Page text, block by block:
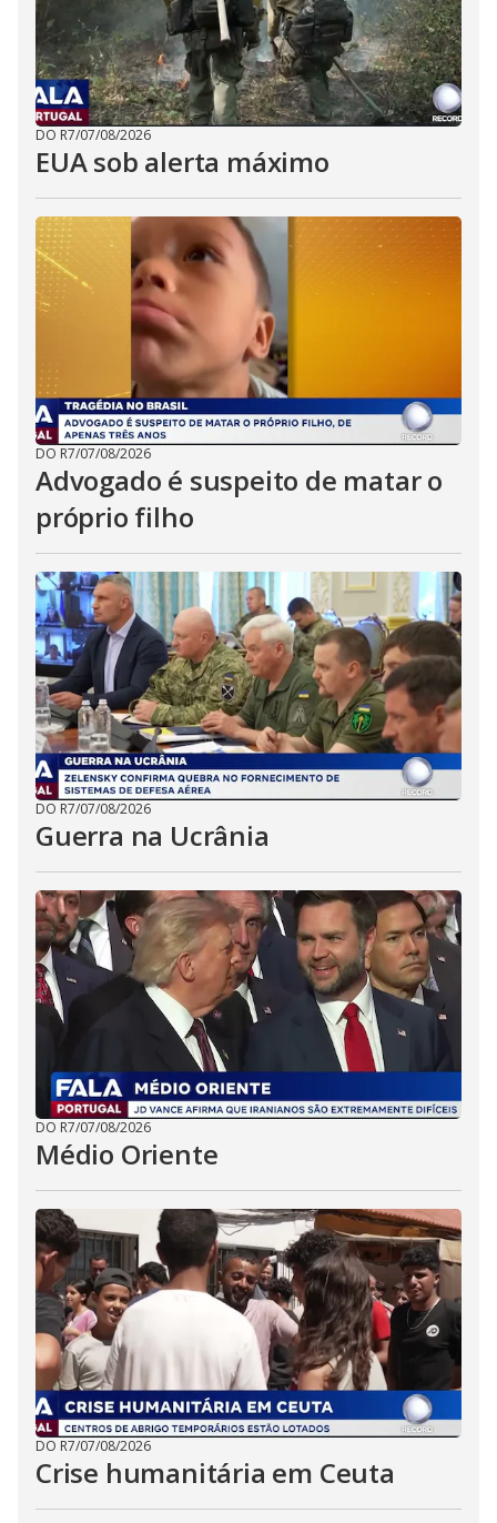
DO R7/07/08/2026
EUA sob alerta máximo
DO R7/07/08/2026
Advogado é suspeito de matar o
próprio filho
DO R7/07/08/2026
Guerra na Ucrânia
DO R7/07/08/2026
Médio Oriente
DO R7/07/08/2026
Crise humanitária em Ceuta